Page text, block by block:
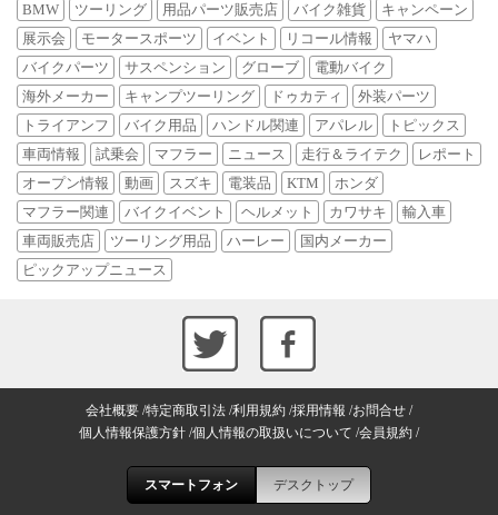
BMW ツーリング 用品パーツ販売店 バイク雑貨
キャンペーン
展示会
モータースポーツ イベント リコール情報
ヤマハ
バイクパーツ
サスペンション グローブ
電動バイク
海外メーカー
キャンプツーリング ドゥカティ
外装パーツ
トライアンフ
バイク用品 ハンドル関連 アパレル
トピックス
車両情報
試乗会 マフラー ニュース 走行＆ライテク
レポート
オープン情報
動画 スズキ 電装品 KTM
ホンダ
マフラー関連
バイクイベント ヘルメット カワサキ
輸入車
車両販売店
ツーリング用品 ハーレー
国内メーカー
ピックアップニュース
会社概要 特定商取引法 利用規約 採用情報 お問合せ
個人情報保護方針 個人情報の取扱いについて 会員規約
スマートフォン デスクトップ